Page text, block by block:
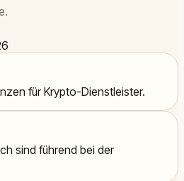
für Krypto-Dienstleister.
sind führend bei der